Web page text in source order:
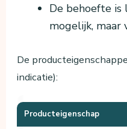
De behoefte
mogelijk,
De
indicatie):
Producteigenschap